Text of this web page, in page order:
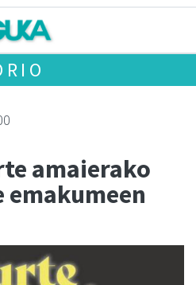
amaierako
emakumeen